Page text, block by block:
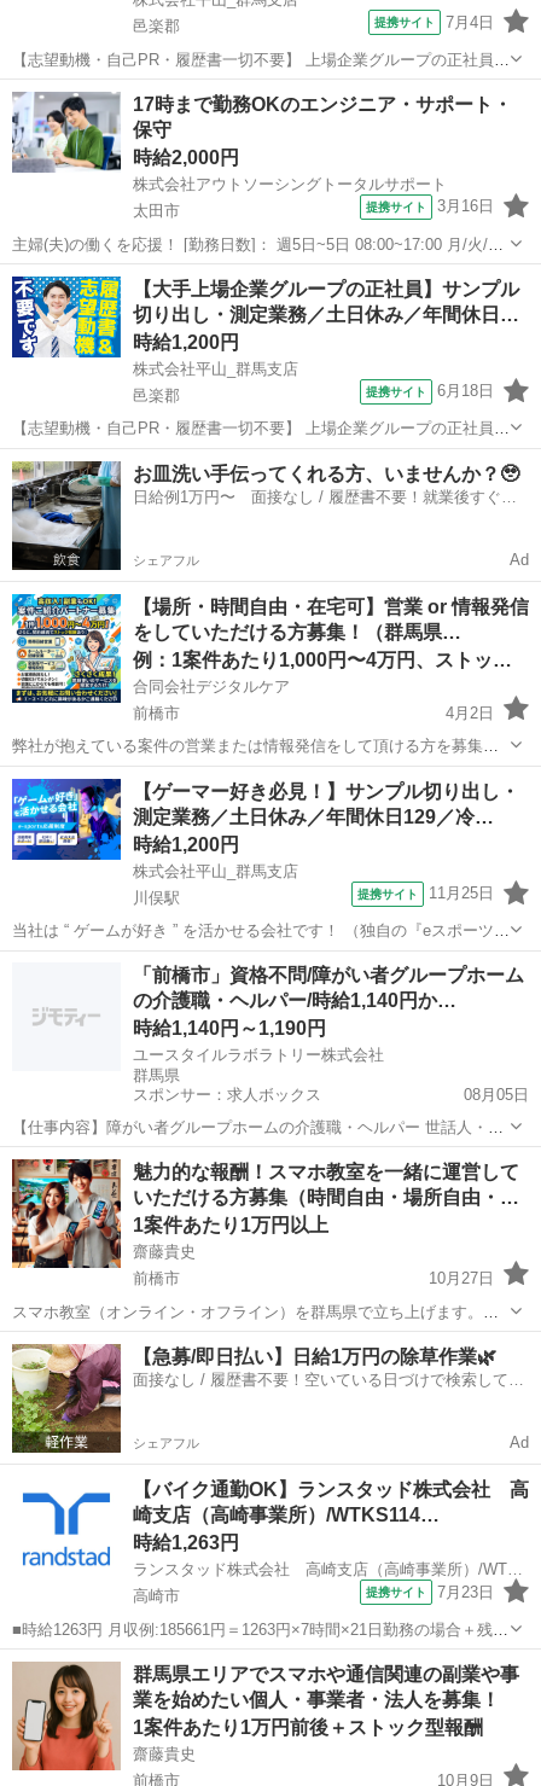
邑楽郡
提携サイト 7月4日
【志望動機・自己PR・履歴書一切不要】 上場企業グループの正社員
(無期派遣)のお仕事になりますが、 かしこまった面接は一切ございま
せん。 ご自身の希望とする働き方や、今後のキャリアプランをお聞か
せください。 #Web選考結...
群馬 邑楽郡 その他
17時まで勤務OKのエンジニア・サポート・
保守
時給2,000円
株式会社アウトソーシングトータルサポート
太田市
提携サイト 3月16日
主婦(夫)の働くを応援！ [勤務日数]： 週5日~5日 08:00~17:00 月/火/水/
木/金 [勤務地・最寄駅]： 群馬県太田市 【派遣元】株式会社アウトソ
ーシングトータルサポート 太田(群馬県)駅 [職種名]：...
群馬 太田市 その他
【大手上場企業グループの正社員】サンプル
切り出し・測定業務／土日休み／年間休日…
時給1,200円
株式会社平山_群馬支店
邑楽郡
提携サイト 6月18日
【志望動機・自己PR・履歴書一切不要】 上場企業グループの正社員
(無期派遣)のお仕事になりますが、 かしこまった面接は一切ございま
せん。 ご自身の希望とする働き方や、今後のキャリアプランをお聞か
せください。 #Web選考結...
群馬 邑楽郡 その他
お皿洗い手伝ってくれる方、いませんか？🥹
日給例1万円〜 面接なし / 履歴書不要！就業後すぐに
シェアフル Ad
【場所・時間自由・在宅可】営業 or 情報発信
をしていただける方募集！（群馬県…
例：1案件あたり1,000円〜4万円、ストック型報酬可
合同会社デジタルケア
前橋市
4月2日
弊社が抱えている案件の営業または情報発信をして頂ける方を募集し
ております。（群馬県以外の方もご相談ください。） 完全歩合制（成
果報酬）で1件1,000円〜4万円程度の案件があります。 一度契約が完
了したら、お客様の継...
群馬 前橋市 その他 情報発信
【ゲーマー好き必見！】サンプル切り出し・
測定業務／土日休み／年間休日129／冷…
時給1,200円
株式会社平山_群馬支店
川俣駅
提携サイト 11月25日
当社は “ ゲームが好き ” を活かせる会社です！ （独自の『eスポーツ支
援制度』や社内eスポーツ部があります！） ゲーム好きなゲーマース
タッフが多く、 チームワークやコミュニケーションを重視した職場環
境です！ ◎◎お仕...
川俣駅 その他
「前橋市」資格不問/障がい者グループホーム
の介護職・ヘルパー/時給1,140円か…
時給1,140円～1,190円
ユースタイルラボラトリー株式会社
群馬県
スポンサー：求人ボックス
08月05日
【仕事内容】障がい者グループホームの介護職・ヘルパー 世話人・生
活支援員としての業務を行っていただきます。 <主な業務内容> お食
事の準備 食事・入浴・就寝の支援 日常生活の相談業務 健康管理、記
録 就業支援施設への送り出し など...
アルバイト・パート
魅力的な報酬！スマホ教室を一緒に運営して
いただける方募集（時間自由・場所自由・…
1案件あたり1万円以上
齋藤貴史
前橋市
10月27日
スマホ教室（オンライン・オフライン）を群馬県で立ち上げます。
（他の地域はお問合せください。） 一緒に運営していただけるメンバ
ーを募集しています。 私が運営するスマホスクールは、スマホの操作
やアプリの操作について教...
群馬 前橋市 その他 オンライン
【急募/即日払い】日給1万円の除草作業🌿
面接なし / 履歴書不要！空いている日づけで検索して即
シェアフル Ad
【バイク通勤OK】ランスタッド株式会社 高
崎支店（高崎事業所）/WTKS114…
時給1,263円
ランスタッド株式会社 高崎支店（高崎事業所）/WTKS114532
高崎市
提携サイト 7月23日
■時給1263円 月収例:185661円＝1263円×7時間×21日勤務の場合＋残業
代、交通費別途支給 ※交通費実費支給／当社規定あり。 ■群馬県高崎
市 高崎駅からは車で約20分／無料駐車場あり ■派遣社員 ■未経験歓
迎、服...
群馬 高崎市 その他
群馬県エリアでスマホや通信関連の副業や事
業を始めたい個人・事業者・法人を募集！
1案件あたり1万円前後＋ストック型報酬
齋藤貴史
前橋市
10月9日